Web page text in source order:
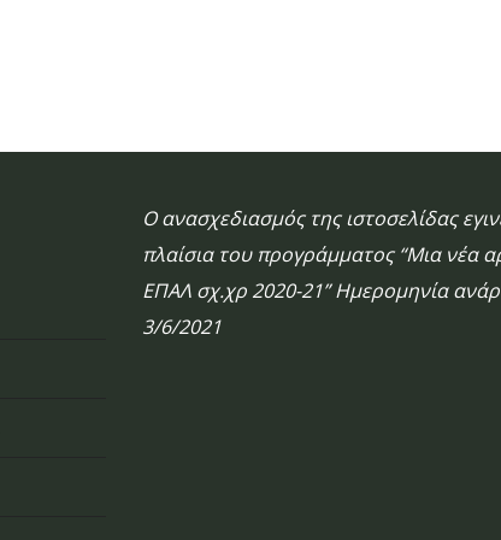
Ο ανασχεδιασμός της ιστοσελίδας
πλαίσια του προγράμματος “Μια νέα
ΕΠΑΛ σχ.χρ 2020-21” Ημερομηνία
3/6/2021